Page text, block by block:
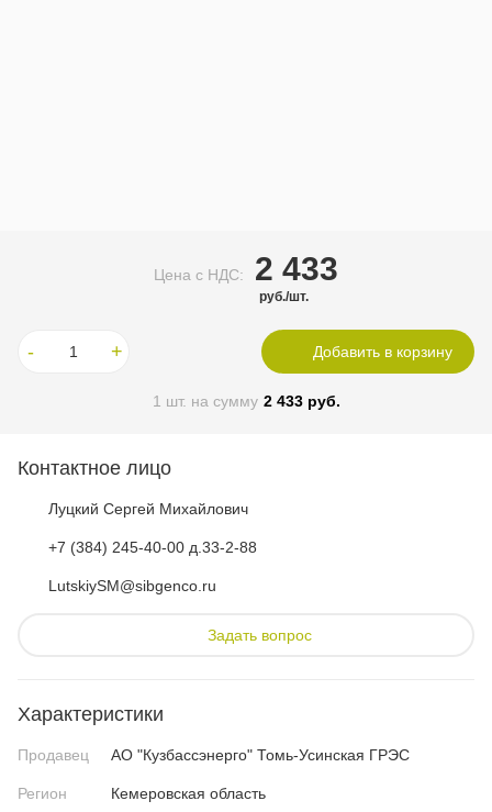
Контактное лицо
Луцкий Сергей Михайлович
+7 (384) 245-40-00 д.33-2-88
LutskiySM@sibgenco.ru
Задать вопрос
Характеристики
Продавец АО "Кузбассэнерго" Томь-Усинская ГРЭС
Регион Кемеровская область
Цена c НДС: 2 433
руб./шт.
- + Добавить в корзину
1 шт. на сумму 2 433 руб.